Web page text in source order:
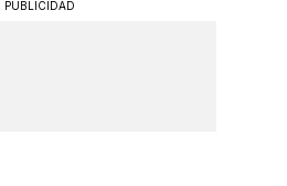
PUBLICIDAD